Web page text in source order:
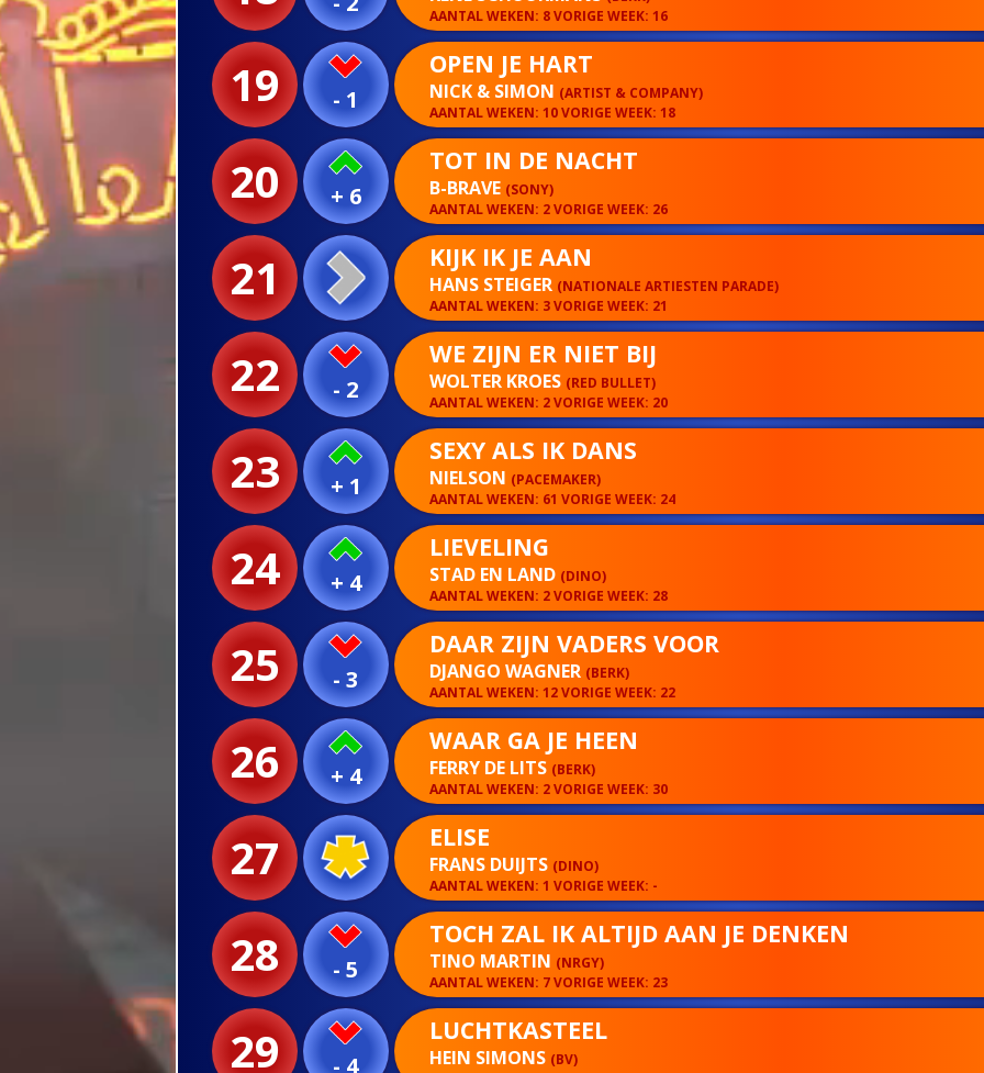
AANTAL WEKEN: 8 VORIGE WEEK: 16
19 - 1
OPEN JE HART
NICK & SIMON (ARTIST & COMPANY)
AANTAL WEKEN: 10 VORIGE WEEK: 18
20 + 6
TOT IN DE NACHT
B-BRAVE (SONY)
AANTAL WEKEN: 2 VORIGE WEEK: 26
21 KIJK IK JE AAN
HANS STEIGER (NATIONALE ARTIESTEN PARADE)
AANTAL WEKEN: 3 VORIGE WEEK: 21
22 - 2
WE ZIJN ER NIET BIJ
WOLTER KROES (RED BULLET)
AANTAL WEKEN: 2 VORIGE WEEK: 20
23 + 1
SEXY ALS IK DANS
NIELSON (PACEMAKER)
AANTAL WEKEN: 61 VORIGE WEEK: 24
24 + 4
LIEVELING
STAD EN LAND (DINO)
AANTAL WEKEN: 2 VORIGE WEEK: 28
25 - 3
DAAR ZIJN VADERS VOOR
DJANGO WAGNER (BERK)
AANTAL WEKEN: 12 VORIGE WEEK: 22
26 + 4
WAAR GA JE HEEN
FERRY DE LITS (BERK)
AANTAL WEKEN: 2 VORIGE WEEK: 30
27 ELISE
FRANS DUIJTS (DINO)
AANTAL WEKEN: 1 VORIGE WEEK: -
28 - 5
TOCH ZAL IK ALTIJD AAN JE DENKEN
TINO MARTIN (NRGY)
AANTAL WEKEN: 7 VORIGE WEEK: 23
29 - 4
LUCHTKASTEEL
HEIN SIMONS (BV)